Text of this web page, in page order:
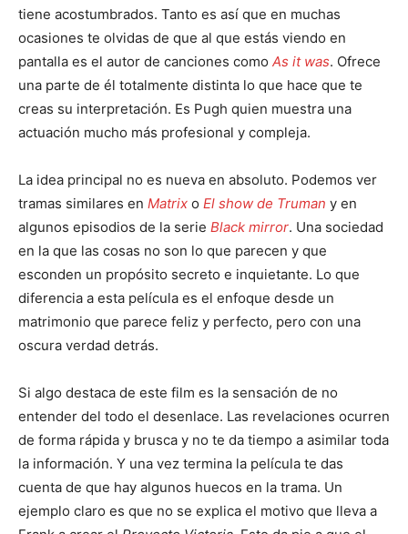
tiene acostumbrados. Tanto es así que en muchas
ocasiones te olvidas de que al que estás viendo en
pantalla es el autor de canciones como As it was. Ofrece
una parte de él totalmente distinta lo que hace que te
creas su interpretación. Es Pugh quien muestra una
actuación mucho más profesional y compleja.
La idea principal no es nueva en absoluto. Podemos ver
tramas similares en Matrix o El show de Truman y en
algunos episodios de la serie Black mirror. Una sociedad
en la que las cosas no son lo que parecen y que
esconden un propósito secreto e inquietante. Lo que
diferencia a esta película es el enfoque desde un
matrimonio que parece feliz y perfecto, pero con una
oscura verdad detrás.
Si algo destaca de este film es la sensación de no
entender del todo el desenlace. Las revelaciones ocurren
de forma rápida y brusca y no te da tiempo a asimilar toda
la información. Y una vez termina la película te das
cuenta de que hay algunos huecos en la trama. Un
ejemplo claro es que no se explica el motivo que lleva a